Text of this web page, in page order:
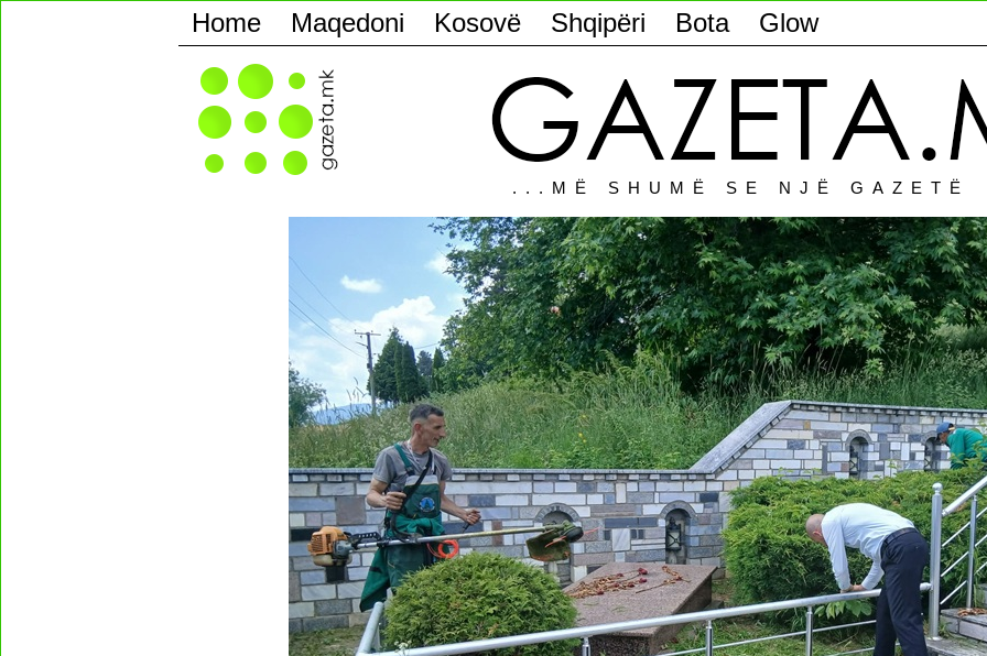
Home Maqedoni Kosovë Shqipëri Bota Glow
...MË SHUMË SE NJË GAZETË